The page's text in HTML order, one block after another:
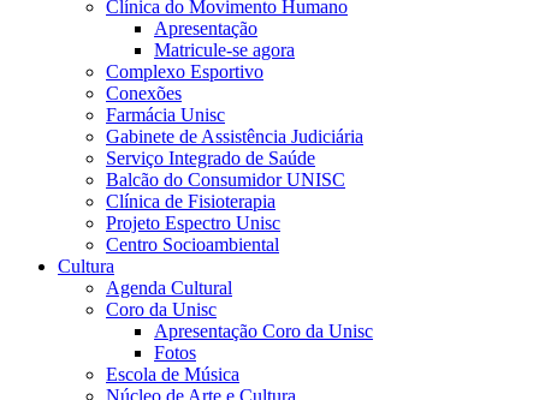
Clínica do Movimento Humano
Apresentação
Matricule-se agora
Complexo Esportivo
Conexões
Farmácia Unisc
Gabinete de Assistência Judiciária
Serviço Integrado de Saúde
Balcão do Consumidor UNISC
Clínica de Fisioterapia
Projeto Espectro Unisc
Centro Socioambiental
Cultura
Agenda Cultural
Coro da Unisc
Apresentação Coro da Unisc
Fotos
Escola de Música